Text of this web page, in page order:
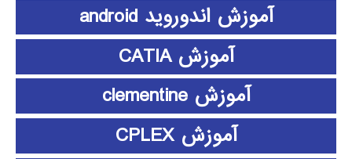
آموزش اندوروید android
آموزش CATIA
آموزش clementine
آموزش CPLEX